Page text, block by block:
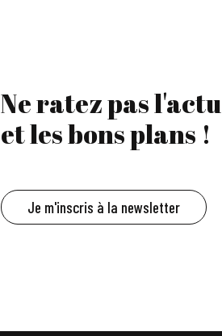
Ne ratez pas l'actu
et les bons plans !
Je m'inscris à la newsletter